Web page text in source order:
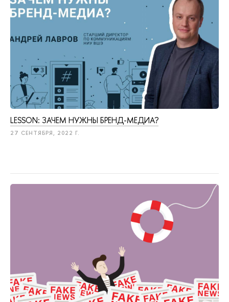
LESSON: ЗАЧЕМ НУЖНЫ БРЕНД-МЕДИА?
27 СЕНТЯБРЯ, 2022 Г.